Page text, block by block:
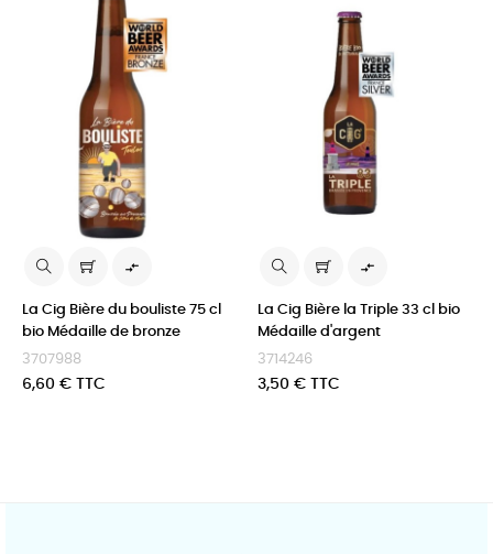

La Cig Bière du bouliste 75 cl
bio Médaille de bronze
3707988
Prix
6,60 € TTC

La Cig Bière la Triple 33 cl bio
Médaille d'argent
3714246
Prix
3,50 € TTC